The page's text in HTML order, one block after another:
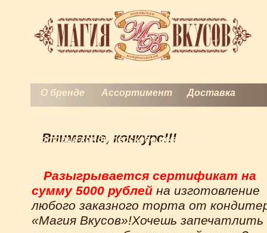
О бренде Ассортимент Доставка
История кондитерского искусства
Внимание, конкурс!!!
Разыгрывается сертификат на
сумму 5000 рублей на изготовление
любого заказного торта от
«Магия Вкусов»!Хочешь запечатлить